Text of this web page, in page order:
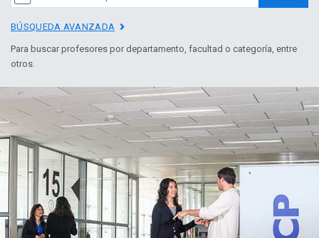
BÚSQUEDA AVANZADA
Para buscar profesores por departamento, facultad o categoría, entre
otros.